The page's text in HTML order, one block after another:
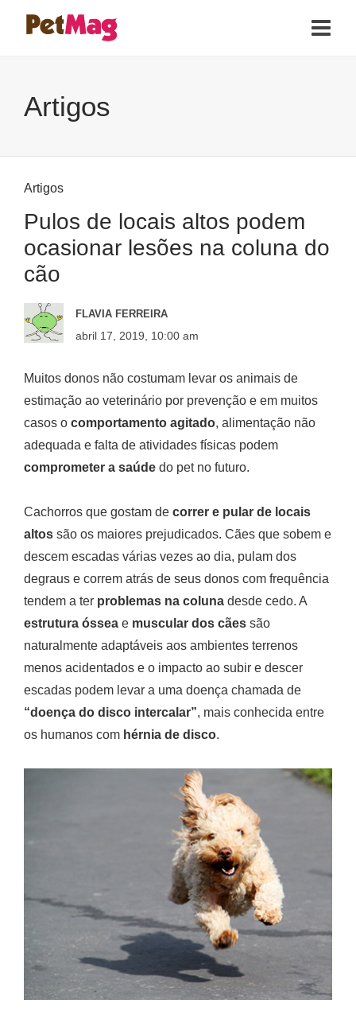
Artigos
Artigos
Pulos de locais altos podem
ocasionar lesões na coluna do
cão
FLAVIA FERREIRA
abril 17, 2019, 10:00 am
Muitos donos não costumam levar os animais de
estimação ao veterinário por prevenção e em muitos
casos o comportamento agitado, alimentação não
adequada e falta de atividades físicas podem
comprometer a saúde do pet no futuro.
Cachorros que gostam de correr e pular de locais
altos são os maiores prejudicados. Cães que sobem e
descem escadas várias vezes ao dia, pulam dos
degraus e correm atrás de seus donos com frequência
tendem a ter problemas na coluna desde cedo. A
estrutura óssea e muscular dos cães são
naturalmente adaptáveis aos ambientes terrenos
menos acidentados e o impacto ao subir e descer
escadas podem levar a uma doença chamada de
“doença do disco intercalar”, mais conhecida entre
os humanos com hérnia de disco.